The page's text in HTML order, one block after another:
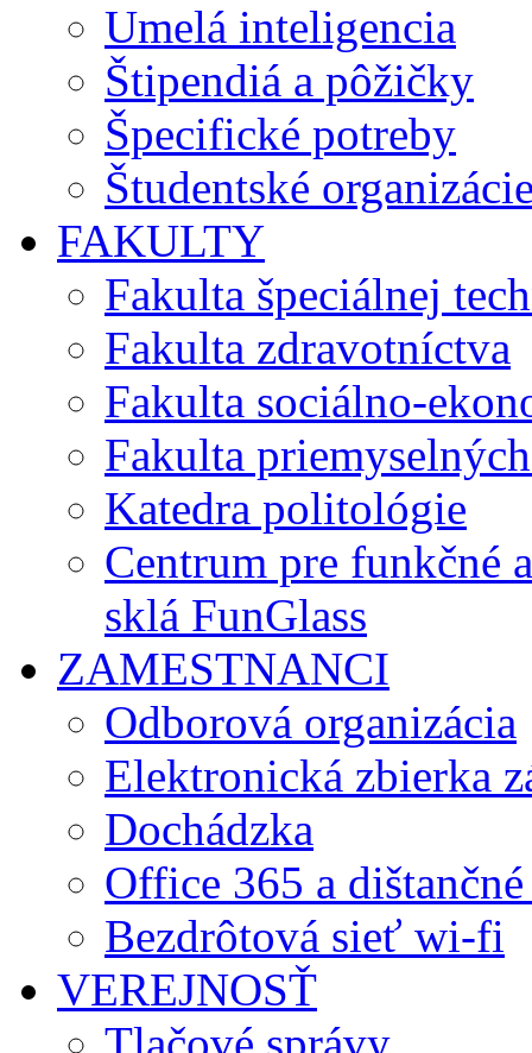
Umelá inteligencia
Štipendiá a pôžičky
Špecifické potreby
Študentské
FAKULTY
Fakulta špeciálnej
Fakulta zdravotníctva
Fakulta sociálno-
Fakulta
Katedra politológie
Centrum pre funkčné
sklá FunGlass
ZAMESTNANCI
Odborová organizácia
Elektronická zbierka
Dochádzka
Office 365 a
Bezdrôtová sieť wi-fi
VEREJNOSŤ